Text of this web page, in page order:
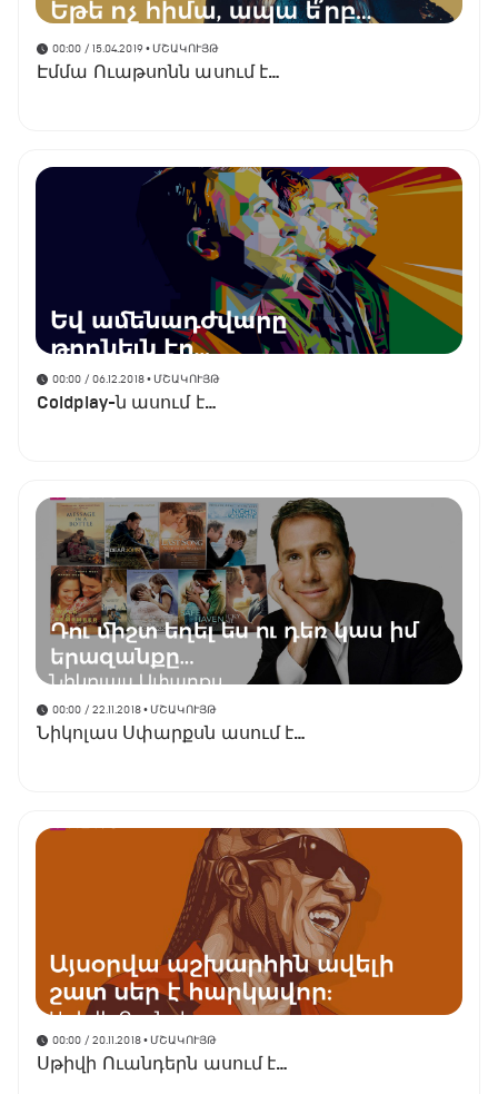
00:00 / 15.04.2019• ՄՇԱԿՈՒՅԹ
Էմմա Ուաթսոնն ասում է…
00:00 / 06.12.2018• ՄՇԱԿՈՒՅԹ
Coldplay-ն ասում է…
00:00 / 22.11.2018• ՄՇԱԿՈՒՅԹ
Նիկոլաս Սփարքսն ասում է…
00:00 / 20.11.2018• ՄՇԱԿՈՒՅԹ
Սթիվի Ուանդերն ասում է…